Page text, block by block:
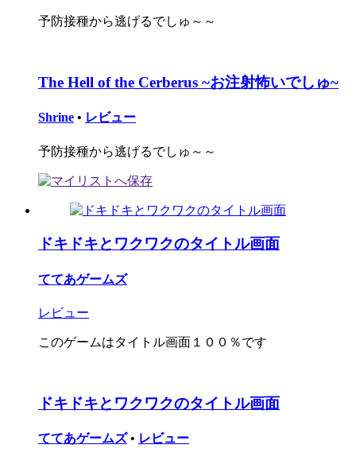
予防接種から逃げるでしゅ～～
The Hell of the Cerberus ~お注射怖いでしゅ~
Shrine • レビュー
予防接種から逃げるでしゅ～～
ドキドキとワクワクのタイトル画面
ててあゲームズ
レビュー
このゲームはタイトル画面１００％です
ドキドキとワクワクのタイトル画面
ててあゲームズ • レビュー